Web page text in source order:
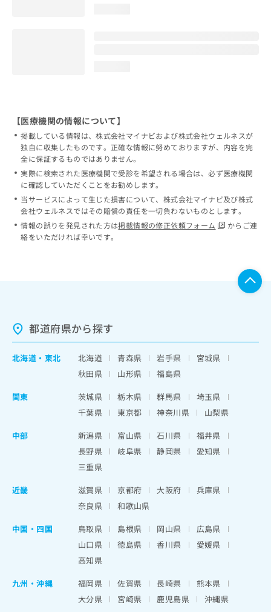
【医療機関の情報について】
掲載している情報は、株式会社マイナビおよび株式会社ウェルネスが
独自に収集したものです。正確な情報に努めておりますが、内容を完
全に保証するものではありません。
実際に検索された医療機関で受診を希望される場合は、必ず医療機関
に確認していただくことをお勧めします。
当サービスによって生じた損害について、株式会社マイナビ及び株式
会社ウェルネスではその賠償の責任を一切負わないものとします。
情報の誤りを発見された方は掲載情報の修正依頼フォーム
からご連
絡をいただければ幸いです。
都道府県から探す
北海道 ・ 東北 北海道 青森県 岩手県
宮城県
秋田県
山形県
福島県
関東
茨城県 栃木県 群馬県
埼玉県
千葉県
東京都 神奈川県
山梨県
中部
新潟県 富山県 石川県
福井県
長野県
岐阜県 静岡県
愛知県
三重県
近畿
滋賀県 京都府 大阪府
兵庫県
奈良県
和歌山県
中国・四国
鳥取県 島根県 岡山県
広島県
山口県
徳島県 香川県
愛媛県
高知県
九州・沖縄
福岡県 佐賀県 長崎県
熊本県
大分県
宮崎県 鹿児島県 沖縄県